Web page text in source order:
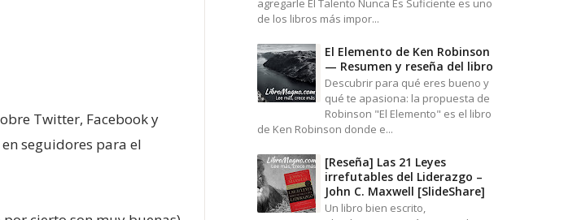
Twitter, Facebook y
seguidores para el
agregarle El Talento Nunca Es Suficiente es uno
de los libros más impor...
El Elemento de Ken Robinson
— Resumen y reseña del libro
Descubrir para qué eres bueno y
qué te apasiona: la propuesta de
Robinson "El Elemento" es el libro
de Ken Robinson donde e...
[Reseña] Las 21 Leyes
irrefutables del Liderazgo –
John C. Maxwell [SlideShare]
Un libro bien escrito,